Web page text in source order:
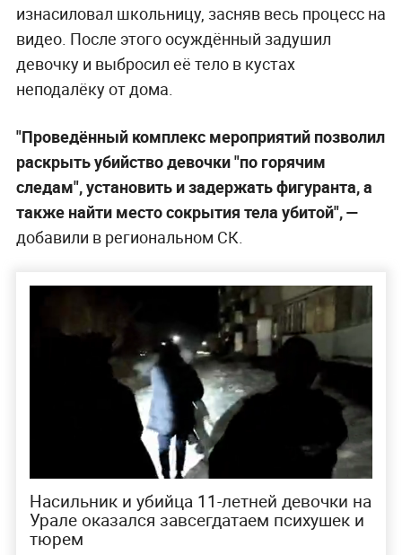
изнасиловал школьницу, засняв весь процесс на
видео. После этого осуждённый задушил
девочку и выбросил её тело в кустах
неподалёку от дома.
"Проведённый комплекс мероприятий позволил
раскрыть убийство девочки "по горячим
следам", установить и задержать фигуранта, а
также найти место сокрытия тела убитой", —
добавили в региональном СК.
Насильник и убийца 11-летней девочки на
Урале оказался завсегдатаем психушек и
тюрем